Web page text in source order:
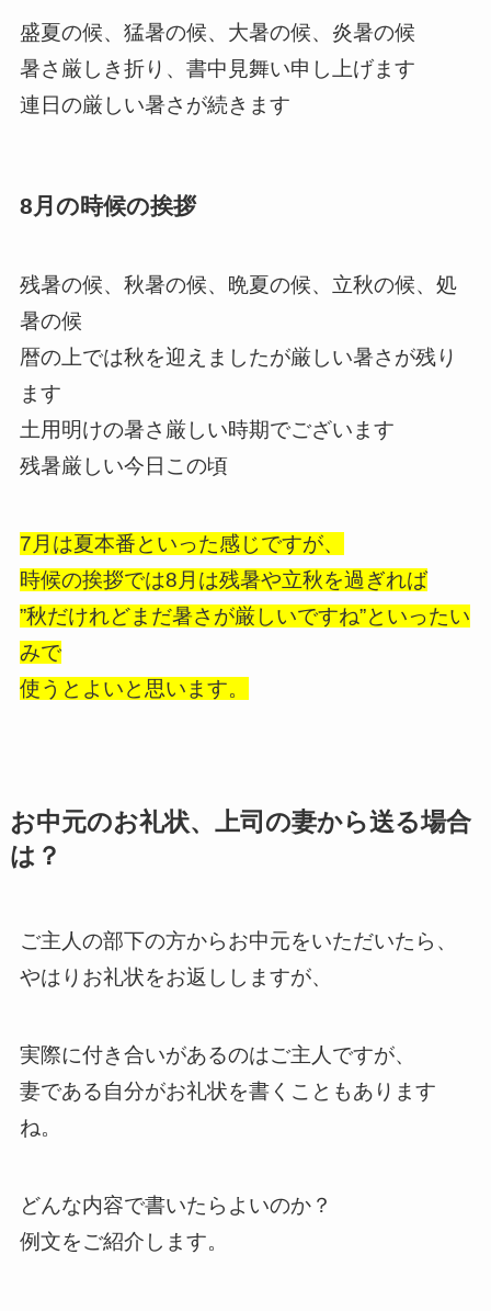
盛夏の候、猛暑の候、大暑の候、炎暑の候
暑さ厳しき折り、書中見舞い申し上げます
連日の厳しい暑さが続きます
8月の時候の挨拶
残暑の候、秋暑の候、晩夏の候、立秋の候、処
暑の候
暦の上では秋を迎えましたが厳しい暑さが残り
ます
土用明けの暑さ厳しい時期でございます
残暑厳しい今日この頃
7月は夏本番といった感じですが、
時候の挨拶では8月は残暑や立秋を過ぎれば
”秋だけれどまだ暑さが厳しいですね”といったい
みで
使うとよいと思います。
お中元のお礼状、上司の妻から送る場合
は？
ご主人の部下の方からお中元をいただいたら、
やはりお礼状をお返ししますが、
実際に付き合いがあるのはご主人ですが、
妻である自分がお礼状を書くこともあります
ね。
どんな内容で書いたらよいのか？
例文をご紹介します。